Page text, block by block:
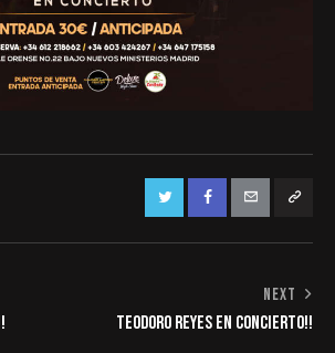
NEXT
TEODORO REYES EN CONCIERTO!!